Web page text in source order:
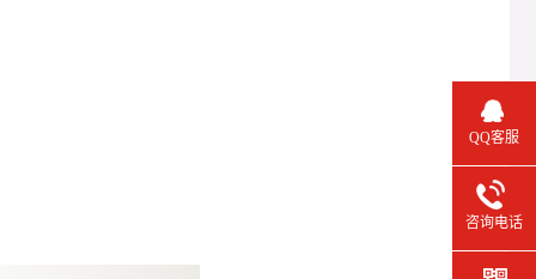
QQ客服
咨询电话